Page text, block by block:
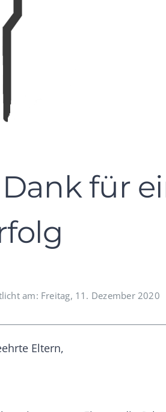
für
am: Freitag, 11. Dezember 2020
Eltern,